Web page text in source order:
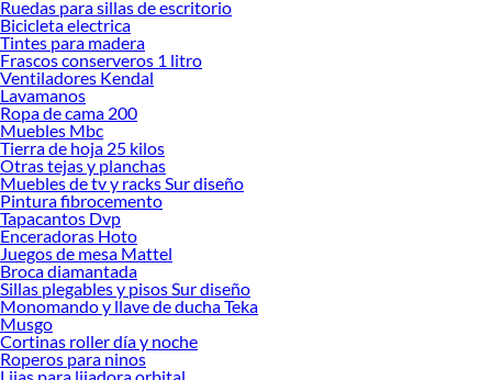
Encuentra una amplia variedad de productos de Menaje en Sodimac. Encuentra
todo lo necesario para tus proyectos de renovación y decoración. ¡Visítanos y
haz tus ideas realidad!
Ruedas para sillas de escritorio
Bicicleta electrica
Tintes para madera
Frascos conserveros 1 litro
Ventiladores Kendal
Lavamanos
Ropa de cama 200
Muebles Mbc
Tierra de hoja 25 kilos
Otras tejas y planchas
Muebles de tv y racks Sur diseño
Pintura fibrocemento
Tapacantos Dvp
Enceradoras Hoto
Juegos de mesa Mattel
Broca diamantada
Sillas plegables y pisos Sur diseño
Monomando y llave de ducha Teka
Musgo
Cortinas roller día y noche
Roperos para ninos